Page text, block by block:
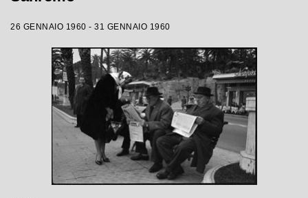
26 GENNAIO 1960 - 31 GENNAIO 1960